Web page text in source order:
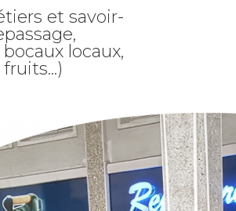
et savoir-
locaux,